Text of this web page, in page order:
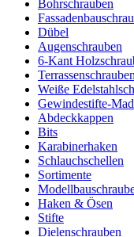
Bohrschrauben
Dübel
Augenschrauben
6-Kant
Terrassenschrauben
Weiße
Gewindestifte-
Abdeckkappen
Bits
Karabinerhaken
Schlauchschellen
Sortimente
Haken & Ösen
Stifte
Dielenschrauben